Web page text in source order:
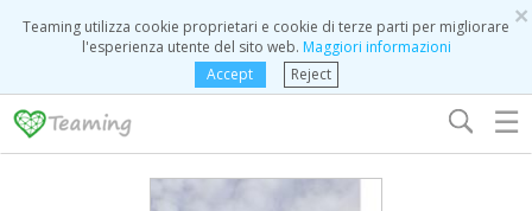
×
Teaming utilizza cookie proprietari e cookie di terze parti per migliorare
l'esperienza utente del sito web. Maggiori informazioni
Accept
Reject
☰